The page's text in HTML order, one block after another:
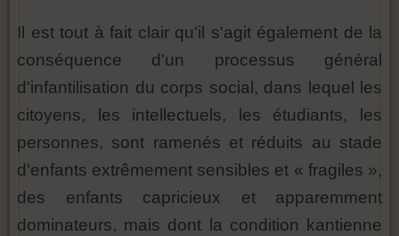
Il est tout à fait clair qu'il s'agit également de la
conséquence d'un processus général
d'infantilisation du corps social, dans lequel les
citoyens, les intellectuels, les étudiants, les
personnes, sont ramenés et réduits au stade
d'enfants extrêmement sensibles et « fragiles »,
des enfants capricieux et apparemment
dominateurs, mais dont la condition kantienne